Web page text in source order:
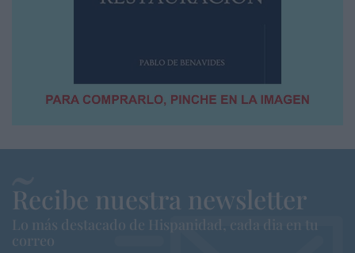
Recibe nuestra newsletter
Lo más destacado de Hispanidad, cada dia en tu
correo